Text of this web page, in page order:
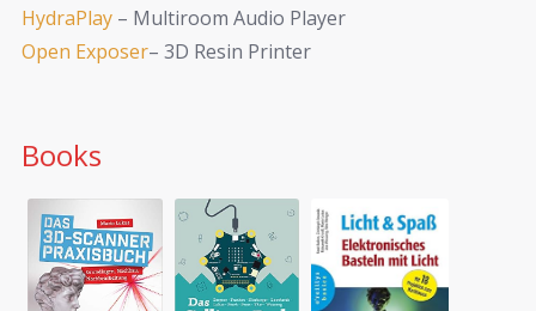
HydraPlay – Multiroom Audio Player
Open Exposer– 3D Resin Printer
Books